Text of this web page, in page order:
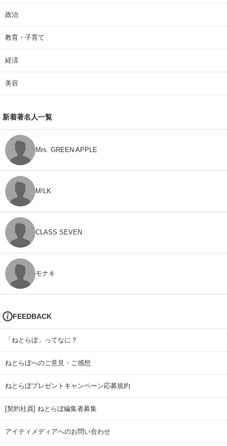
政治
教育・子育て
経済
美容
新着著名人一覧
Mrs. GREEN APPLE
M!LK
CLASS SEVEN
モナキ
FEEDBACK
「ねとらぼ」ってなに？
ねとらぼへのご意見・ご感想
ねとらぼプレゼントキャンペーン応募規約
[契約社員] ねとらぼ編集者募集
アイティメディアへのお問い合わせ